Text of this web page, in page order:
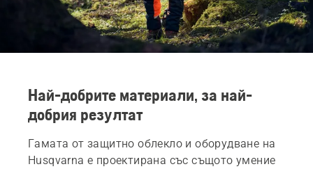
Най-добрите материали, за най-
добрия резултат
Гамата от защитно облекло и оборудване на
Husqvarna е проектирана със същото умение